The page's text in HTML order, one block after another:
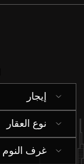
إيجار
نوع العقار
غرف النوم